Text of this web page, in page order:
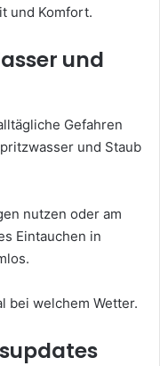
und Komfort.
und
Gefahren
und Staub
nutzen oder am
Eintauchen in
bei welchem Wetter.